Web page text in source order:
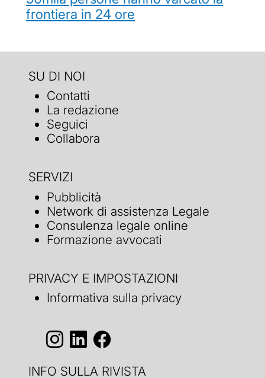
frontiera in 24 ore
SU DI NOI
Contatti
La redazione
Seguici
Collabora
SERVIZI
Pubblicità
Network di assistenza Legale
Consulenza legale online
Formazione avvocati
PRIVACY E IMPOSTAZIONI
Informativa sulla privacy
INFO SULLA RIVISTA